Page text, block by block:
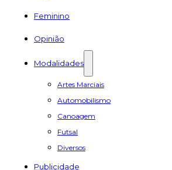
Feminino
Opinião
Modalidades
Artes Marciais
Automobilismo
Canoagem
Futsal
Diversos
Publicidade